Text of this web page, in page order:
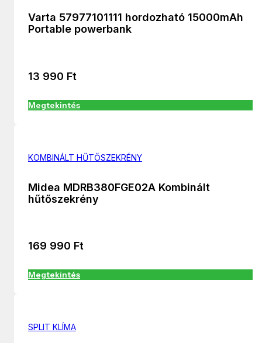
Varta 57977101111 hordozható 15000mAh
Portable powerbank
13 990 Ft
Megtekintés
KOMBINÁLT HŰTŐSZEKRÉNY
Midea MDRB380FGE02A Kombinált
hűtőszekrény
169 990 Ft
Megtekintés
SPLIT KLÍMA